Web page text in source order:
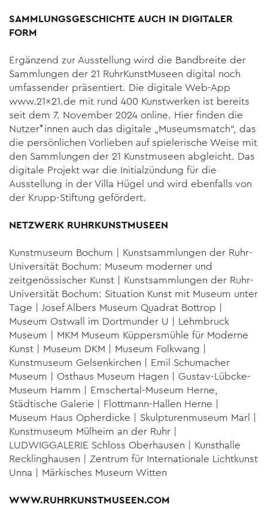
SAMMLUNGSGESCHICHTE AUCH IN DIGITALER
FORM
Ergänzend zur Ausstellung wird die Bandbreite der
Sammlungen der 21 RuhrKunstMuseen digital noch
umfassender präsentiert. Die digitale Web-App
www.21×21.de mit rund 400 Kunstwerken ist bereits
seit dem 7. November 2024 online. Hier finden die
Nutzer*innen auch das digitale „Museumsmatch“, das
die persönlichen Vorlieben auf spielerische Weise mit
den Sammlungen der 21 Kunstmuseen abgleicht. Das
digitale Projekt war die Initialzündung für die
Ausstellung in der Villa Hügel und wird ebenfalls von
der Krupp-Stiftung gefördert.
NETZWERK RUHRKUNSTMUSEEN
Kunstmuseum Bochum | Kunstsammlungen der Ruhr-
Universität Bochum: Museum moderner und
zeitgenössischer Kunst | Kunstsammlungen der Ruhr-
Universität Bochum: Situation Kunst mit Museum unter
Tage | Josef Albers Museum Quadrat Bottrop |
Museum Ostwall im Dortmunder U | Lehmbruck
Museum | MKM Museum Küppersmühle für Moderne
Kunst | Museum DKM | Museum Folkwang |
Kunstmuseum Gelsenkirchen | Emil Schumacher
Museum | Osthaus Museum Hagen | Gustav-Lübcke-
Museum Hamm | Emschertal-Museum Herne,
Städtische Galerie | Flottmann-Hallen Herne |
Museum Haus Opherdicke | Skulpturenmuseum Marl |
Kunstmuseum Mülheim an der Ruhr |
LUDWIGGALERIE Schloss Oberhausen | Kunsthalle
Recklinghausen | Zentrum für Internationale Lichtkunst
Unna | Märkisches Museum Witten
WWW.RUHRKUNSTMUSEEN.COM